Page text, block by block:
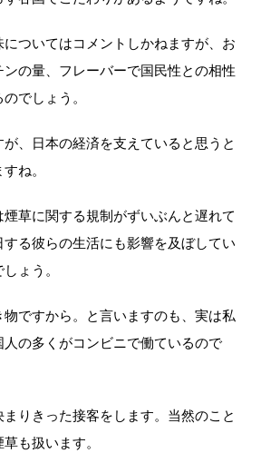
ついてはコメントしかねますが、お
の量、フレーバーで国民性との相性
でしょう。
、日本の経済を支えていると思うと
ね。
草に関する規制がずいぶんと遅れて
る彼らの生活にも影響を及ぼしてい
ょう。
ですから。と言いますのも、実は私
の多くがコンビニで働ているので
りきった接客をします。当然のこと
も扱います。